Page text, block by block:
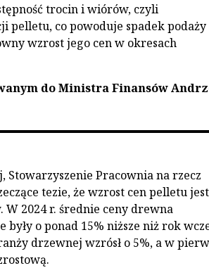
trocin i wiórów, czyli
pelletu, co powoduje spadek podaży
wzrost jego cen w okresach
do Ministra Finansów
Pracownia na rzecz
tezie, że wzrost cen pelletu jest
2024 r. średnie ceny drewna
o ponad 15% niższe niż rok
drzewnej wzrósł o 5%, a w